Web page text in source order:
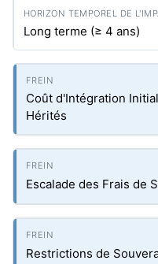
Long terme (≥ 4 ans)
Coût d'Intégration
Hérités
Escalade des Frais de
Restrictions de